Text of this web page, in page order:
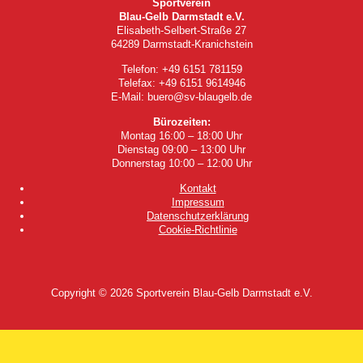
Sportverein
Blau-Gelb Darmstadt e.V.
Elisabeth-Selbert-Straße 27
64289 Darmstadt-Kranichstein
Telefon: +49 6151 781159
Telefax: +49 6151 9614946
E-Mail: buero@sv-blaugelb.de
Bürozeiten:
Montag 16:00 – 18:00 Uhr
Dienstag 09:00 – 13:00 Uhr
Donnerstag 10:00 – 12:00 Uhr
Kontakt
Impressum
Datenschutzerklärung
Cookie-Richtlinie
Copyright © 2026 Sportverein Blau-Gelb Darmstadt e.V.